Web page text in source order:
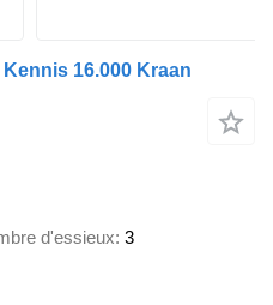
16.000 Kraan
d'essieux 3